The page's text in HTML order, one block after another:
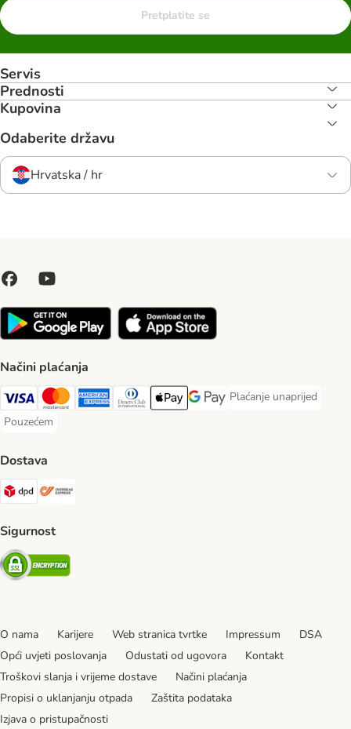
Pretplatite se
Servis
Prednosti
Kupovina
Odaberite državu
Hrvatska / hr
Načini plaćanja
Visa Payment Method
MasterCard Payment Method
American Express Payment Method
Diners Club Payment Method
Payment MethodGoogle pay Payment Method
Plaćanje unaprijed
Plaćanje unaprijed
Pouzećem
Pouzećem Payment Method
Dostava
DPD Shipping Method
Sigurnost
Security
O nama Karijere Web stranica tvrtke Impressum
DSA
Opći uvjeti poslovanja
Odustati od ugovora
Kontakt
Troškovi slanja i vrijeme dostave
Načini plaćanja
Propisi o uklanjanju otpada
Zaštita podataka
Izjava o pristupačnosti